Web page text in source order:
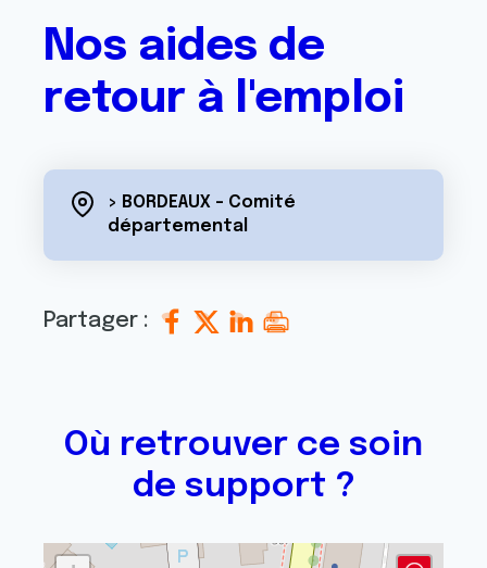
Nos aides de
retour à l'emploi
> BORDEAUX - Comité
départemental
Partager :
Où retrouver ce soin
de support ?